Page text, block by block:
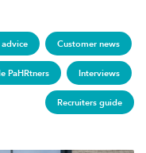
Customer news
PaHRtners Interviews
Recruiters guide